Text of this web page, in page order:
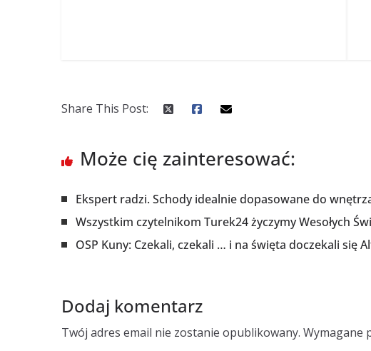
Share This Post:
Może cię zainteresować:
Ekspert radzi. Schody idealnie dopasowane do
Wszystkim czytelnikom Turek24 życzymy Wesołych
OSP Kuny: Czekali, czekali … i na święta doczekali się
Dodaj komentarz
Twój adres email nie zostanie opublikowany. Wymagane